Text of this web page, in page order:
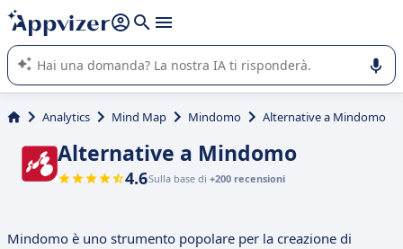
righe con
shift + enter
L'IA di Appvizer vi guida nell'utilizzo o nella scelta di un
software SaaS per la vostra azienda.
Analytics Mind Map Mindomo Alternative a Mindomo
Alternative a Mindomo
4.6Sulla base di +200 recensioni
Mindomo è uno strumento popolare per la creazione di